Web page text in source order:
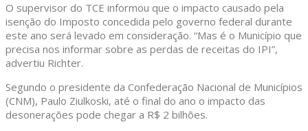
O supervisor do TCE informou que o impacto causado pela
isenção do Imposto concedida pelo governo federal durante
este ano será levado em consideração. “Mas é o Município que
precisa nos informar sobre as perdas de receitas do IPI”,
advertiu Richter.
Segundo o presidente da Confederação Nacional de Municípios
(CNM), Paulo Ziulkoski, até o final do ano o impacto das
desonerações pode chegar a R$ 2 bilhões.